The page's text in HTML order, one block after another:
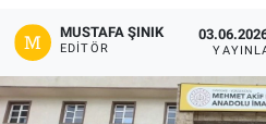
MUSTAFA ŞINIK
EDITÖR
Kültür-Sanat
Magazin